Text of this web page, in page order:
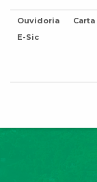
Ouvidoria
E-Sic